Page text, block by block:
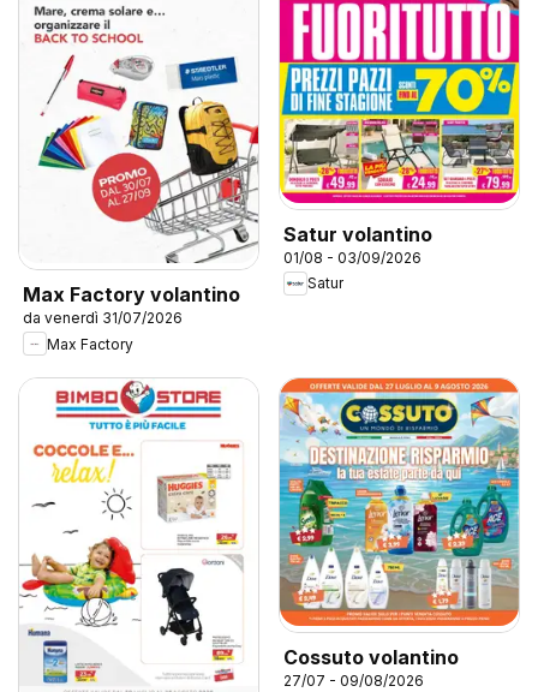
Max Factory volantino
da venerdì 31/07/2026
Max Factory
Satur volantino
01/08 - 03/09/2026
Satur
Cossuto volantino
27/07 - 09/08/2026